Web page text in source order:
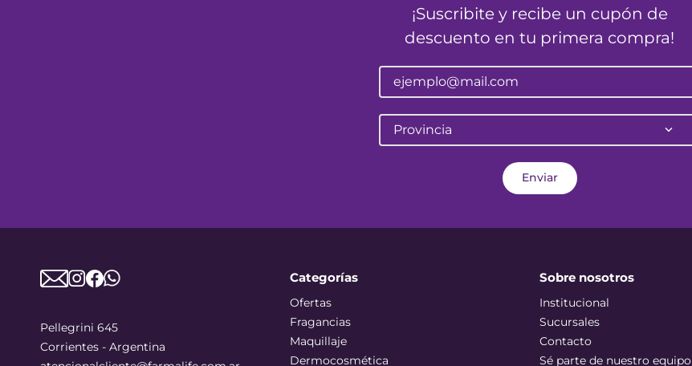
¡Suscribite y recibe un cupón de
descuento en tu primera compra!
Provincia
Enviar
Pellegrini 645
Corrientes - Argentina
Categorías
Ofertas
Fragancias
Maquillaje
Dermocosmética
Sobre nosotros
Institucional
Sucursales
Contacto
Sé parte de nuestro equipo